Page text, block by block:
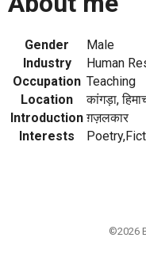
Gender
Male
Industry
Human
Occupation Teaching
Location
कांगड़ा,
Introduction ग़ज़लकार
Interests
©2026